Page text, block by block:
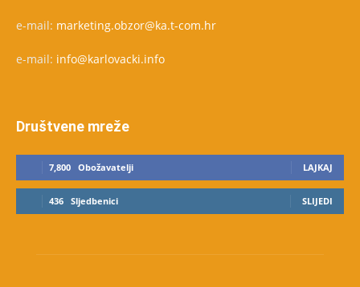
e-mail: marketing.obzor@ka.t-com.hr
e-mail: info@karlovacki.info
Društvene mreže
7,800 Obožavatelji LAJKAJ
436 Sljedbenici SLIJEDI